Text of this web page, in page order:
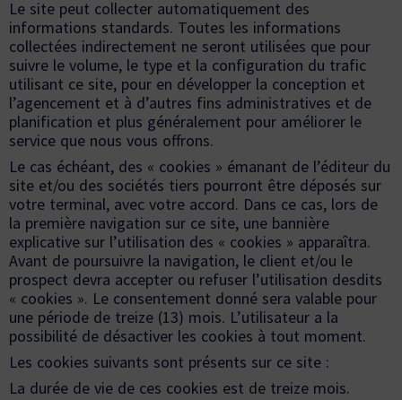
Le site peut collecter automatiquement des
informations standards. Toutes les informations
collectées indirectement ne seront utilisées que pour
suivre le volume, le type et la configuration du trafic
utilisant ce site, pour en développer la conception et
l’agencement et à d’autres fins administratives et de
planification et plus généralement pour améliorer le
service que nous vous offrons.
Le cas échéant, des « cookies » émanant de l’éditeur du
site et/ou des sociétés tiers pourront être déposés sur
votre terminal, avec votre accord. Dans ce cas, lors de
la première navigation sur ce site, une bannière
explicative sur l’utilisation des « cookies » apparaîtra.
Avant de poursuivre la navigation, le client et/ou le
prospect devra accepter ou refuser l’utilisation desdits
« cookies ». Le consentement donné sera valable pour
une période de treize (13) mois. L’utilisateur a la
possibilité de désactiver les cookies à tout moment.
Les cookies suivants sont présents sur ce site :
La durée de vie de ces cookies est de treize mois.